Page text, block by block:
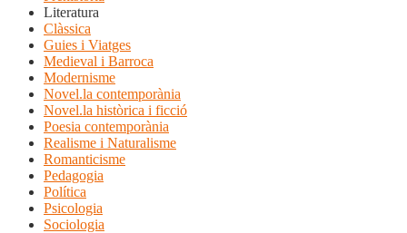
Literatura
Clàssica
Guies i Viatges
Medieval i Barroca
Modernisme
Novel.la contemporània
Novel.la històrica i ficció
Poesia contemporània
Realisme i Naturalisme
Romanticisme
Pedagogia
Política
Psicologia
Sociologia